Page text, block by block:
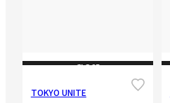
CLOSE
TOKYO UNITE